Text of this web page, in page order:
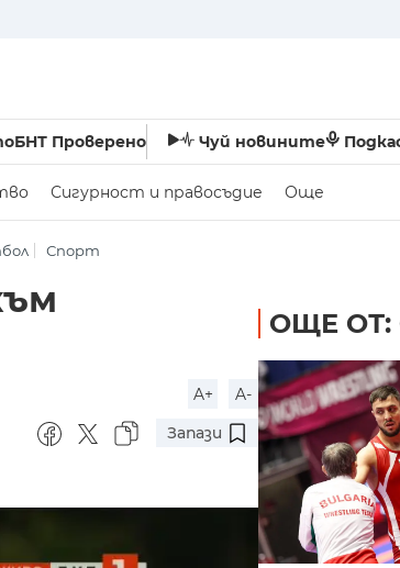
БНТ Проверено Чуй новините
Сигурност и правосъдие Още
Спорт
A+
A-
Запази
ОЩЕ ОТ: